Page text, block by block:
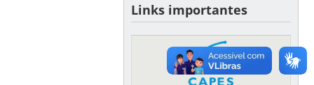
Links importantes